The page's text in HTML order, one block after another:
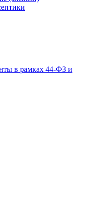
в рамках 44-ФЗ и